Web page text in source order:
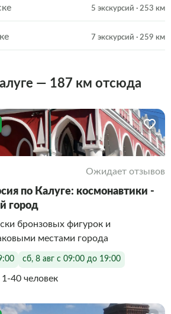
5 экскурсий · 253 км
7 экскурсий · 259 км
— 187 км отсюда
Ожидает отзывов
по Калуге: космонавтики -
город
бронзовых фигурок и
местами города
сб, 8 авг с 09:00 до 19:00
1-40 человек